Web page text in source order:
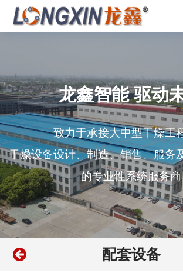
龙鑫智能 驱动
致力于承接大中型干燥工
干燥设备设计、制造、销售、服务
的专业性系统服务商
配套设备